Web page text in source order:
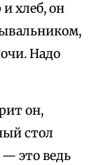
хлеб, он
Надо
он,
стол
это ведь